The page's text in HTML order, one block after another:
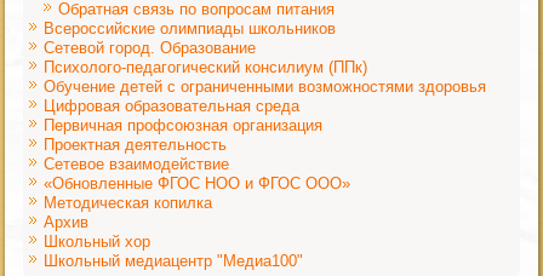
Обратная связь по вопросам питания
Всероссийские олимпиады школьников
Сетевой город. Образование
Психолого-педагогический консилиум (ППк)
Обучение детей с ограниченными возможностями здоровья
Цифровая образовательная среда
Первичная профсоюзная организация
Проектная деятельность
Сетевое взаимодействие
«Обновленные ФГОС НОО и ФГОС ООО»
Методическая копилка
Архив
Школьный хор
Школьный медиацентр "Медиа100"